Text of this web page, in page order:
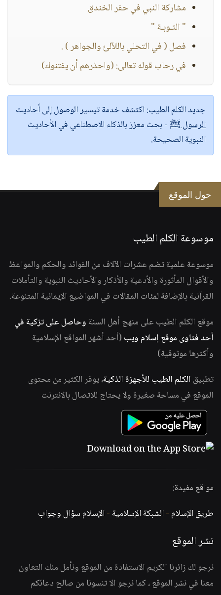
مشاركة النبي في حفر الخندق
" التـوبـة "
فصل ( في التحلي باللآلئ والجواهر ) .
في رحاب قوله تعالى: (واحذرهم أن يفتنوك)
جديد الكلم الطيب:اكتشف خدمةتيسير الوصول إلى أحاديث
الرسول ﷺ - بحث معزز بالذكاء الاصطناعي في الأحاديث
النبوية الصحيحة.
حول الموقع
موسوعة الكلم الطيب
موسوعة علمية تضم عشرات الآلاف من الفوائد والحكم والمواعظ
والأقوال المأثورة والأدعية والأذكار والأحاديث النبوية والتأملات
القرآنية بالإضافة لمئات المقالات في المواضيع الإيمانية المتنوعة.
موقع الكلم الطيب على منهج أهل السنة وحاصل على تزكية في
أحد فتاوى موقع إسلام ويب (أحد أشهر المواقع الإسلامية
وأكثرها موثوقية)
تطبيق الكلم الطيب للأجهزة الذكية، يوفر الكثير من محتوى
الموقع في مساحة صغيرة ولا يحتاج للاتصال بالانترنت
مواقع مفيدة:
طريق الإسلام -الشبكة الإسلامية -الإسلام سؤال وجواب
نشر الموقع
نرجو لك زائرنا الكريم الاستفادة من الموقع ونأمل منك التعاون
معنا في نشر الموقع ، كما نرجو الا تنسونا من صالح دعائكم